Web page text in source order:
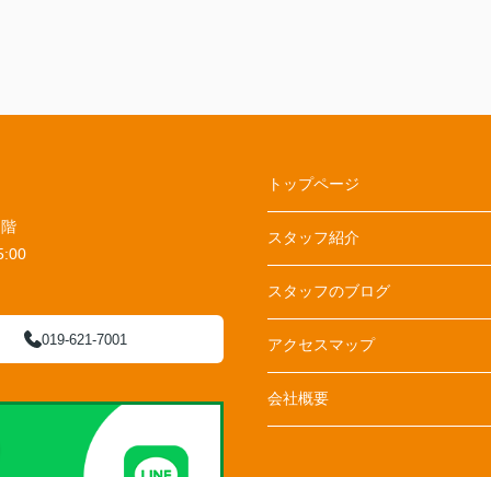
019-621-7001
トップページ
スタッフ紹介
スタッフのブログ
アクセスマップ
会社概要